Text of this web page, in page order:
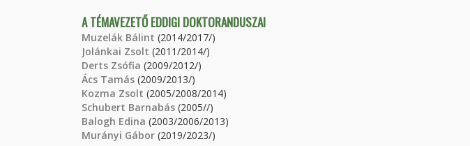
A TÉMAVEZETŐ EDDIGI DOKTORANDUSZAI
Muzelák Bálint (2014/2017/)
Jolánkai Zsolt (2011/2014/)
Derts Zsófia (2009/2012/)
Ács Tamás (2009/2013/)
Kozma Zsolt (2005/2008/2014)
Schubert Barnabás (2005//)
Balogh Edina (2003/2006/2013)
Murányi Gábor (2019/2023/)